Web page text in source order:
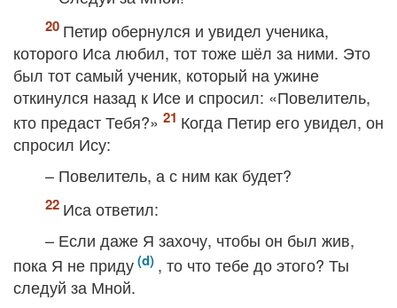
Петир обернулся и увидел ученика,
которого Иса любил, тот тоже шёл за ними. Это
был тот самый ученик, который на ужине
откинулся назад к Исе и спросил: «Повелитель,
кто предаст Тебя?»
Когда Петир его увидел, он
спросил Ису:
– Повелитель, а с ним как будет?
Иса ответил:
– Если даже Я захочу, чтобы он был жив,
пока Я не приду
, то что тебе до этого? Ты
следуй за Мной.